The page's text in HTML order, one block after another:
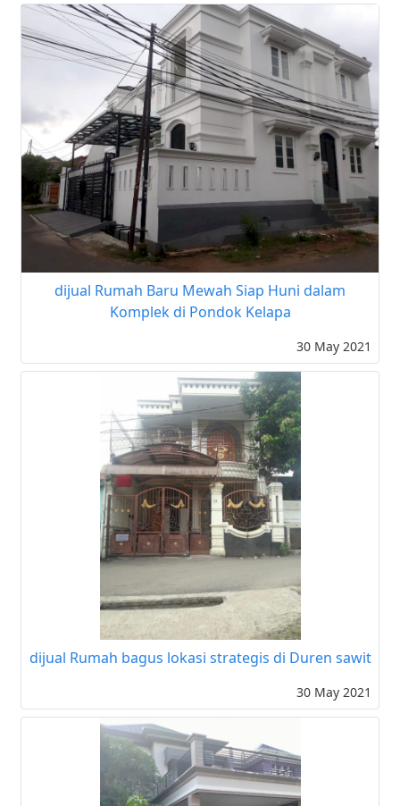
dijual Rumah Baru Mewah Siap Huni dalam
Komplek di Pondok Kelapa
30 May 2021
dijual Rumah bagus lokasi strategis di Duren sawit
30 May 2021